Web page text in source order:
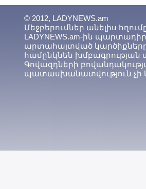
© 2012, LADYNEWS.am
Մեջբերումներ անելիս հղումը
LADYNEWS.am-ին
արտահայտված
համընկնեն
Գովազդների
պատասխանատվություն չի